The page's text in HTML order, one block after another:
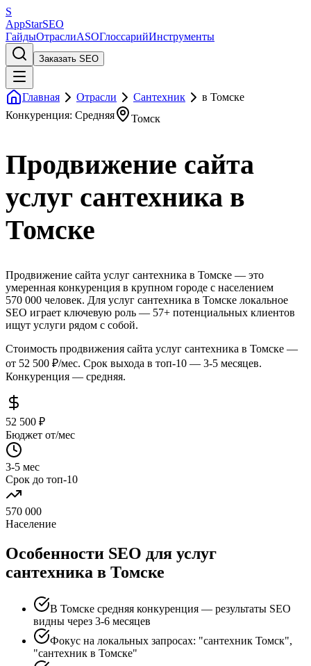
S
AppStarSEO
ГайдыОтраслиASOГлоссарийИнструменты
Заказать SEO
Главная Отрасли Сантехник
в Томске
Конкуренция: Средняя
Томск
Продвижение сайта
услуг сантехника в
Томске
Продвижение сайта услуг сантехника в Томске — это
умеренная конкуренция в крупном городе с населением
570 000 человек. Для услуг сантехника в Томске локальное
SEO играет ключевую роль — 57+ потенциальных клиентов
ищут услуги рядом с собой.
Стоимость продвижения сайта услуг сантехника в Томске —
от 52 500 ₽/мес. Срок выхода в топ-10 — 3-5 месяцев.
Конкуренция — средняя.
52 500 ₽
Бюджет от/мес
3-5 мес
Срок до топ-10
570 000
Население
Особенности SEO для услуг
сантехника в Томске
В Томске средняя конкуренция — результаты SEO
видны через 3-6 месяцев
Фокус на локальных запросах: "сантехник Томск",
"сантехник в Томске"